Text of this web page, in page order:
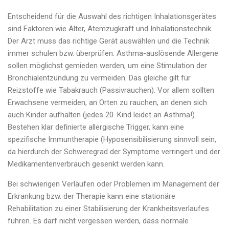
Entscheidend für die Auswahl des richtigen Inhalationsgerätes
sind Faktoren wie Alter, Atemzugkraft und Inhalationstechnik.
Der Arzt muss das richtige Gerät auswählen und die Technik
immer schulen bzw. überprüfen. Asthma-auslösende Allergene
sollen möglichst gemieden werden, um eine Stimulation der
Bronchialentzündung zu vermeiden. Das gleiche gilt für
Reizstoffe wie Tabakrauch (Passivrauchen). Vor allem sollten
Erwachsene vermeiden, an Orten zu rauchen, an denen sich
auch Kinder aufhalten (jedes 20. Kind leidet an Asthma!).
Bestehen klar definierte allergische Trigger, kann eine
spezifische Immuntherapie (Hyposensibilisierung sinnvoll sein,
da hierdurch der Schweregrad der Symptome verringert und der
Medikamentenverbrauch gesenkt werden kann.
Bei schwierigen Verläufen oder Problemen im Management der
Erkrankung bzw. der Therapie kann eine stationäre
Rehabilitation zu einer Stabilisierung der Krankheitsverlaufes
führen. Es darf nicht vergessen werden, dass normale